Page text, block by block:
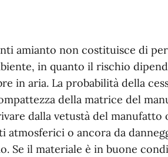
amianto non costituisce di
in quanto il rischio
in aria. La probabilità della
della matrice del
dalla vetustà del manufatto
atmosferici o ancora da
Se il materiale è in buone